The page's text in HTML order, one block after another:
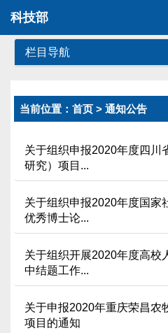
科技部
栏目导航
当前位置： 首页 > 通知公告
关于组织申报2020年度四川
研究）项目...
关于组织申报2020年度国家
优秀博士论...
关于组织开展2020年度高校
中结题工作...
关于申报2020年重庆荣昌农
项目的通知